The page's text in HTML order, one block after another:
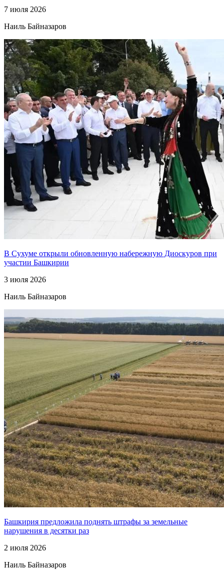
7 июля 2026
Наиль Байназаров
В Сухуме открыли обновленную набережную Диоскуров при
участии Башкирии
3 июля 2026
Наиль Байназаров
Башкирия предложила поднять штрафы за земельные
нарушения в десятки раз
2 июля 2026
Наиль Байназаров